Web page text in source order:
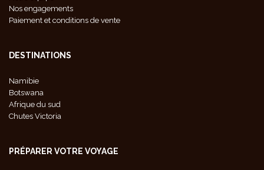
Nos engagements
Paiement et conditions de vente
DESTINATIONS
Namibie
Botswana
Afrique du sud
Chutes Victoria
PRÉPARER VOTRE VOYAGE